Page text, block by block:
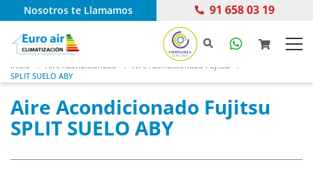
Nosotros te Llamamos 91 658 03 19
Inicio Aire Acondicionado
Aire Acondicionado Fujitsu
SPLIT SUELO ABY
Aire Acondicionado Fujitsu
SPLIT SUELO ABY